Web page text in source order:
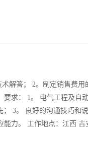
解答； 2。制定销售费
求： 1。 电气工程及自
3。 良好的沟通技巧和
能力。 工作地点：江西 吉